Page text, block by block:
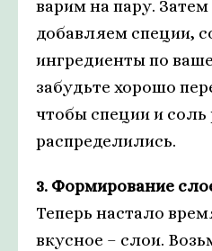
варим на пару.
добавляем специи,
ингредиенты по
забудьте хорошо
чтобы специи и
распределились.
3. Формирование
Теперь настало
вкусное – слои.